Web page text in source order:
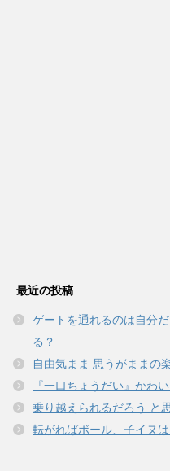
最近の投稿
ゲートを通れるのは自分
る？
自由気まま 思うがままの
『一口ちょうだい』かわ
乗り越えられるだろう と
転がればボール、子イヌ